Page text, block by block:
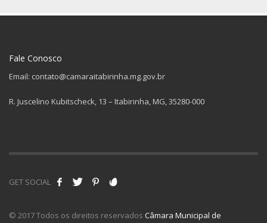
Fale Conosco
Email: contato@camaraitabirinha.mg.gov.br
R. Juscelino Kubitscheck, 13 – Itabirinha, MG, 35280-000
GET SOCIAL
© 2017 Todos os direitos reservados Câmara Municipal de